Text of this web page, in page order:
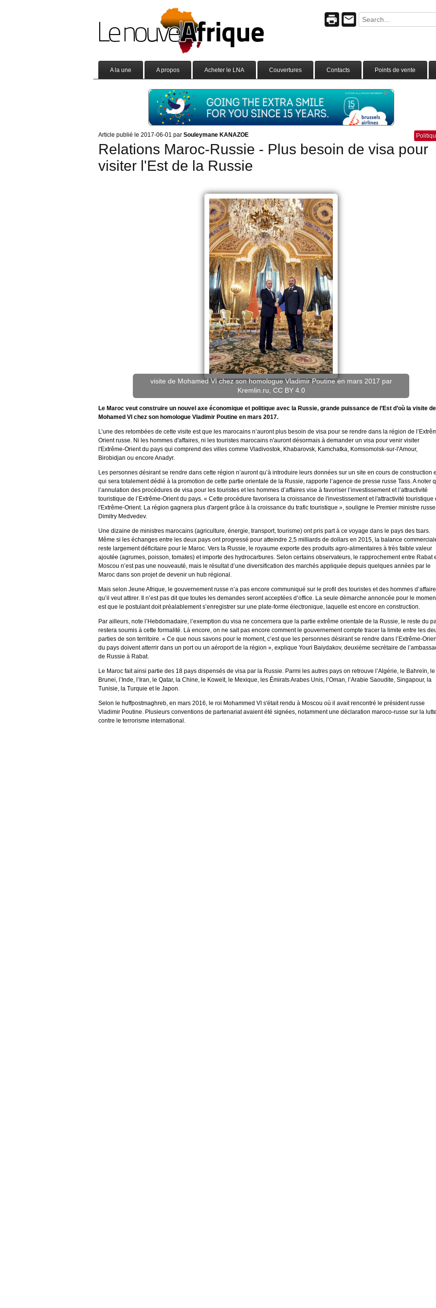
A la une A propos Acheter le LNA Couvertures Contacts Points de vente
Article publié le 2017-06-01 par Souleymane KANAZOE
Relations Maroc-Russie - Plus besoin de visa pour
visiter l'Est de la Russie
visite de Mohamed VI chez son homologue Vladimir Poutine en mars 2017 par
Kremlin.ru, CC BY 4.0
Le Maroc veut construire un nouvel axe économique et politique avec la Russie, grande puissance de l’Est d’où la visite de
Mohamed VI chez son homologue Vladimir Poutine en mars 2017.
L’une des retombées de cette visite est que les marocains n’auront plus besoin de visa pour se rendre dans la région de
Orient russe. Ni les hommes d'affaires, ni les touristes marocains n'auront désormais à demander un visa pour venir visiter
l'Extrême-Orient du pays qui comprend des villes comme Vladivostok, Khabarovsk, Kamchatka, Komsomolsk-sur-l'Amour,
Birobidjan ou encore Anadyr.
Les personnes désirant se rendre dans cette région n’auront qu’à introduire leurs données sur un site en cours de construction
qui sera totalement dédié à la promotion de cette partie orientale de la Russie, rapporte l’agence de presse russe Tass. A noter
l’annulation des procédures de visa pour les touristes et les hommes d’affaires vise à favoriser l’investissement et l’attractivité
touristique de l’Extrême-Orient du pays. « Cette procédure favorisera la croissance de l'investissement et l'attractivité touristique
l'Extrême-Orient. La région gagnera plus d'argent grâce à la croissance du trafic touristique », souligne le Premier ministre
Dimitry Medvedev.
Une dizaine de ministres marocains (agriculture, énergie, transport, tourisme) ont pris part à ce voyage dans le pays des tsars.
Même si les échanges entre les deux pays ont progressé pour atteindre 2,5 milliards de dollars en 2015, la balance
reste largement déficitaire pour le Maroc. Vers la Russie, le royaume exporte des produits agro-alimentaires à très faible valeur
ajoutée (agrumes, poisson, tomates) et importe des hydrocarbures. Selon certains observateurs, le rapprochement entre Rabat
Moscou n’est pas une nouveauté, mais le résultat d’une diversification des marchés appliquée depuis quelques années par le
Maroc dans son projet de devenir un hub régional.
Mais selon Jeune Afrique, le gouvernement russe n’a pas encore communiqué sur le profil des touristes et des hommes
qu’il veut attirer. Il n’est pas dit que toutes les demandes seront acceptées d’office. La seule démarche annoncée pour le
est que le postulant doit préalablement s’enregistrer sur une plate-forme électronique, laquelle est encore en construction.
Par ailleurs, note l’Hebdomadaire, l’exemption du visa ne concernera que la partie extrême orientale de la Russie, le reste du
restera soumis à cette formalité. Là encore, on ne sait pas encore comment le gouvernement compte tracer la limite entre les
parties de son territoire. « Ce que nous savons pour le moment, c’est que les personnes désirant se rendre dans l’Extrême-
du pays doivent atterrir dans un port ou un aéroport de la région », explique Youri Baiydakov, deuxième secrétaire de
de Russie à Rabat.
Le Maroc fait ainsi partie des 18 pays dispensés de visa par la Russie. Parmi les autres pays on retrouve l’Algérie, le Bahreïn, le
Brunei, l’Inde, l’Iran, le Qatar, la Chine, le Koweït, le Mexique, les Émirats Arabes Unis, l’Oman, l’Arabie Saoudite, Singapour, la
Tunisie, la Turquie et le Japon.
Selon le huffpostmaghreb, en mars 2016, le roi Mohammed VI s'était rendu à Moscou où il avait rencontré le président russe
Vladimir Poutine. Plusieurs conventions de partenariat avaient été signées, notamment une déclaration maroco-russe sur la
contre le terrorisme international.